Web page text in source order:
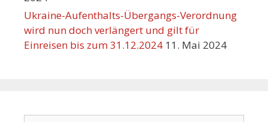
Ukraine-Aufenthalts-Übergangs-Verordnung
wird nun doch verlängert und gilt für
Einreisen bis zum 31.12.2024 11. Mai 2024